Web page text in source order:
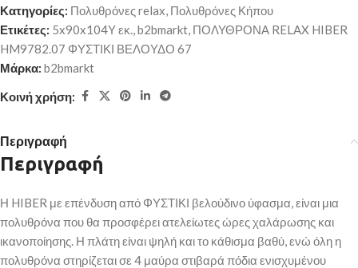
Κατηγορίες: Πολυθρόνες relax, Πολυθρόνες Κήπου
Ετικέτες: 5x90x104Υ εκ.,b2bmarkt, ΠΟΛΥΘΡΟΝΑ RELAX HIBER
HM9782.07 ΦΥΣΤΙΚΙ ΒΕΛΟΥΔΟ 67
Μάρκα: b2bmarkt
Κοινή χρήση:
Περιγραφή
Περιγραφή
Η HIBER με επένδυση από ΦΥΣΤΙΚΙ βελούδινο ύφασμα, είναι μια
πολυθρόνα που θα προσφέρει ατελείωτες ώρες χαλάρωσης και
ικανοποίησης. Η πλάτη είναι ψηλή και το κάθισμα βαθύ, ενώ όλη η
πολυθρόνα στηρίζεται σε 4 μαύρα στιβαρά πόδια ενισχυμένου